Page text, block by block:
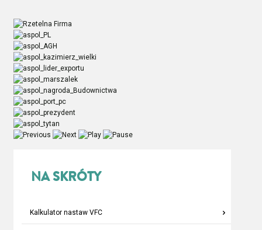
NA SKRÓTY
Kalkulator nastaw VFC